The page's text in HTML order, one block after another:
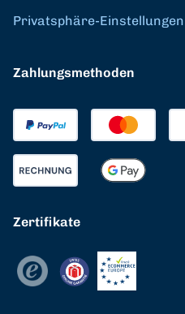
Privatsphäre-Einstellungen
Zahlungsmethoden
Zertifikate